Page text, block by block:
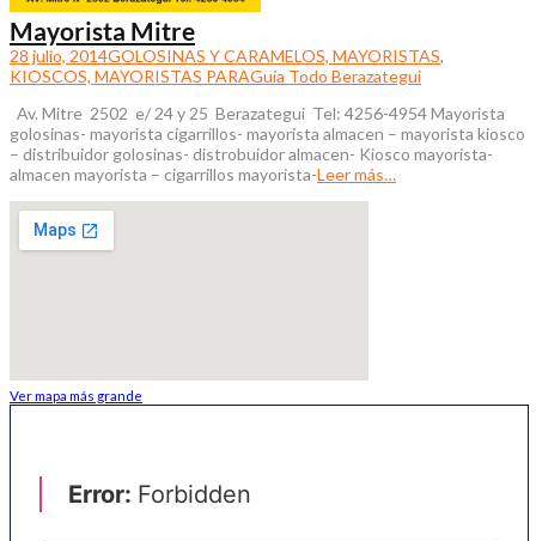
Mayorista Mitre
28 julio, 2014GOLOSINAS Y CARAMELOS, MAYORISTAS,
KIOSCOS, MAYORISTAS PARAGuia Todo Berazategui
Av. Mitre 2502 e/ 24 y 25 Berazategui Tel: 4256-4954 Mayorista
golosinas- mayorista cigarrillos- mayorista almacen – mayorista kiosco
– distribuidor golosinas- distrobuidor almacen- Kiosco mayorista-
almacen mayorista – cigarrillos mayorista-Leer más…
Ver mapa más grande